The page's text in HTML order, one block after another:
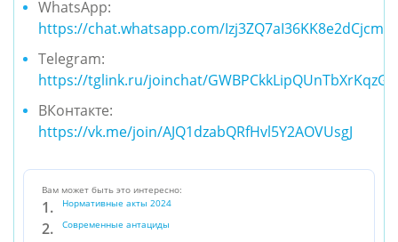
WhatsApp:
https://chat.whatsapp.com/Izj3ZQ7aI36KK8e2dCjcm4
Telegram:
https://tglink.ru/joinchat/GWBPCkkLipQUnTbXrKqzGA
ВКонтакте:
https://vk.me/join/AJQ1dzabQRfHvl5Y2AOVUsgJ
Вам может быть это интересно:
Нормативные акты 2024
Современные антациды